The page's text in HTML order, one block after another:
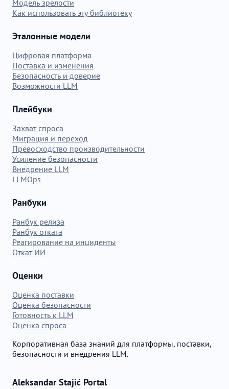
Модель зрелости
Как использовать эту библиотеку
Эталонные модели
Цифровая платформа
Поставка и изменения
Безопасность и доверие
Возможности LLM
Плейбуки
Захват спроса
Миграция и переход
Превосходство производительности
Усиление безопасности
Внедрение LLM
LLMOps
Ранбуки
Ранбук релиза
Ранбук отката
Реагирование на инциденты
Откат ИИ
Оценки
Оценка поставки
Оценка безопасности
Готовность к LLM
Оценка спроса
Корпоративная база знаний для платформы, поставки,
безопасности и внедрения LLM.
Aleksandar Stajić Portal